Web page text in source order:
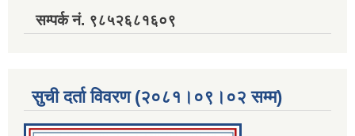
सम्पर्क नं. ९८५२६८१६०९
सुची दर्ता विवरण (२०८१।०९।०२ सम्म)